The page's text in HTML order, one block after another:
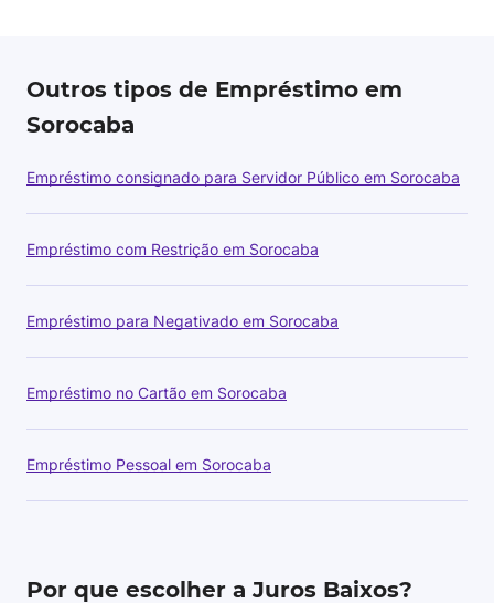
Outros tipos de Empréstimo em
Sorocaba
Empréstimo consignado para Servidor Público em Sorocaba
Empréstimo com Restrição em Sorocaba
Empréstimo para Negativado em Sorocaba
Empréstimo no Cartão em Sorocaba
Empréstimo Pessoal em Sorocaba
Por que escolher a Juros Baixos?